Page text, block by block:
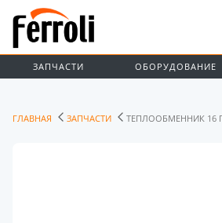
ЗАПЧАСТИ ОБОРУДОВАНИЕ
ГЛАВНАЯ ЗАПЧАСТИ ТЕПЛООБМЕННИК 16